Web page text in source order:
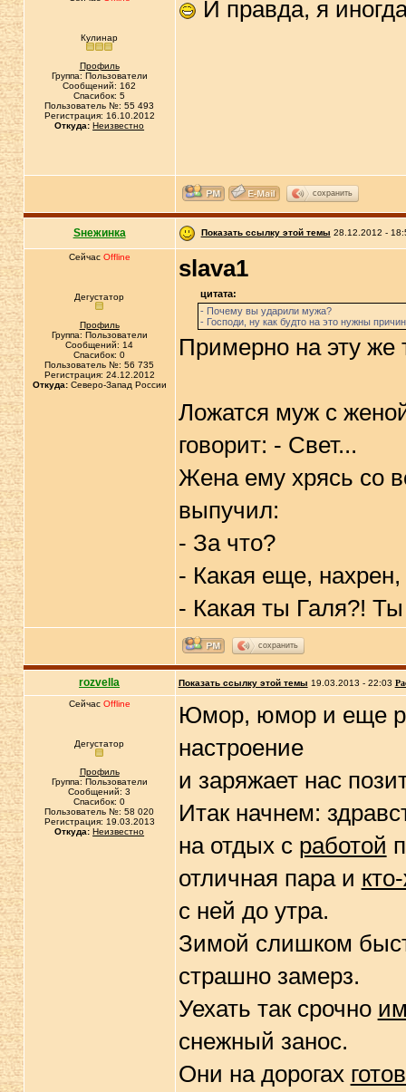
Кулинар
Профиль
Группа: Пользователи
Сообщений: 162
Спасибок: 5
Пользователь №: 55 493
Регистрация: 16.10.2012
Откуда: Неизвестно
И правда, я
сохранить
Sнежинка Показать ссылку этой темы 28.12.2012 -
Сейчас Offline
Дегустатор
Профиль
Группа: Пользователи
Сообщений: 14
Спасибок: 0
Пользователь №: 56 735
Регистрация: 24.12.2012
Откуда:Северо-Запад России
slava1
цитата:
- Почему вы ударили мужа?
- Господи, ну как будто на это нужны
Примерно на эту же
Ложатся муж с
говорит: - Свет...
Жена ему хрясь со
выпучил:
- За что?
- Какая еще,
- Какая ты Галя?!
сохранить
rozvella Показать ссылку этой темы 19.03.2013 - 22:03
Сейчас Offline
Дегустатор
Профиль
Группа: Пользователи
Сообщений: 3
Спасибок: 0
Пользователь №: 58 020
Регистрация: 19.03.2013
Откуда: Неизвестно
Юмор, юмор и еще
настроение
и заряжает нас
Итак начнем:
на отдых с работой
отличная пара и
с ней до утра.
Зимой слишком
страшно замерз.
Уехать так срочно
снежный занос.
Они на дорогах